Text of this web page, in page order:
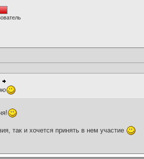
так и хочется принять в нем участие